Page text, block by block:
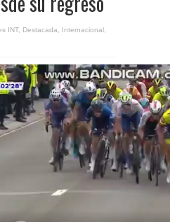
INT, Destacada Internacional